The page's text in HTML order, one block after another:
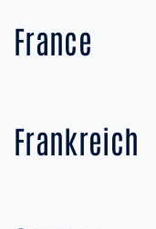
France
Frankreich